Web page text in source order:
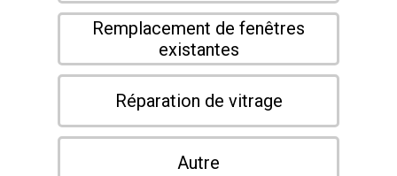
Remplacement de fenêtres
existantes
Réparation de vitrage
Autre